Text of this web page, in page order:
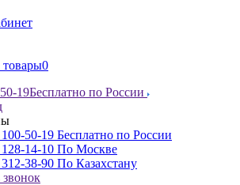
0
19Бесплатно по России
50-19 Бесплатно по России
14-10 По Москве
38-90 По Казахстану
звонок